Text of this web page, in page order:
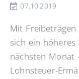
07.10.2019
Mit
sich ein
nächsten Monat
Lohnsteuer-